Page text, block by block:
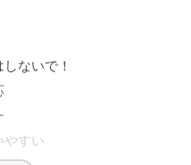
ないで！
やすい